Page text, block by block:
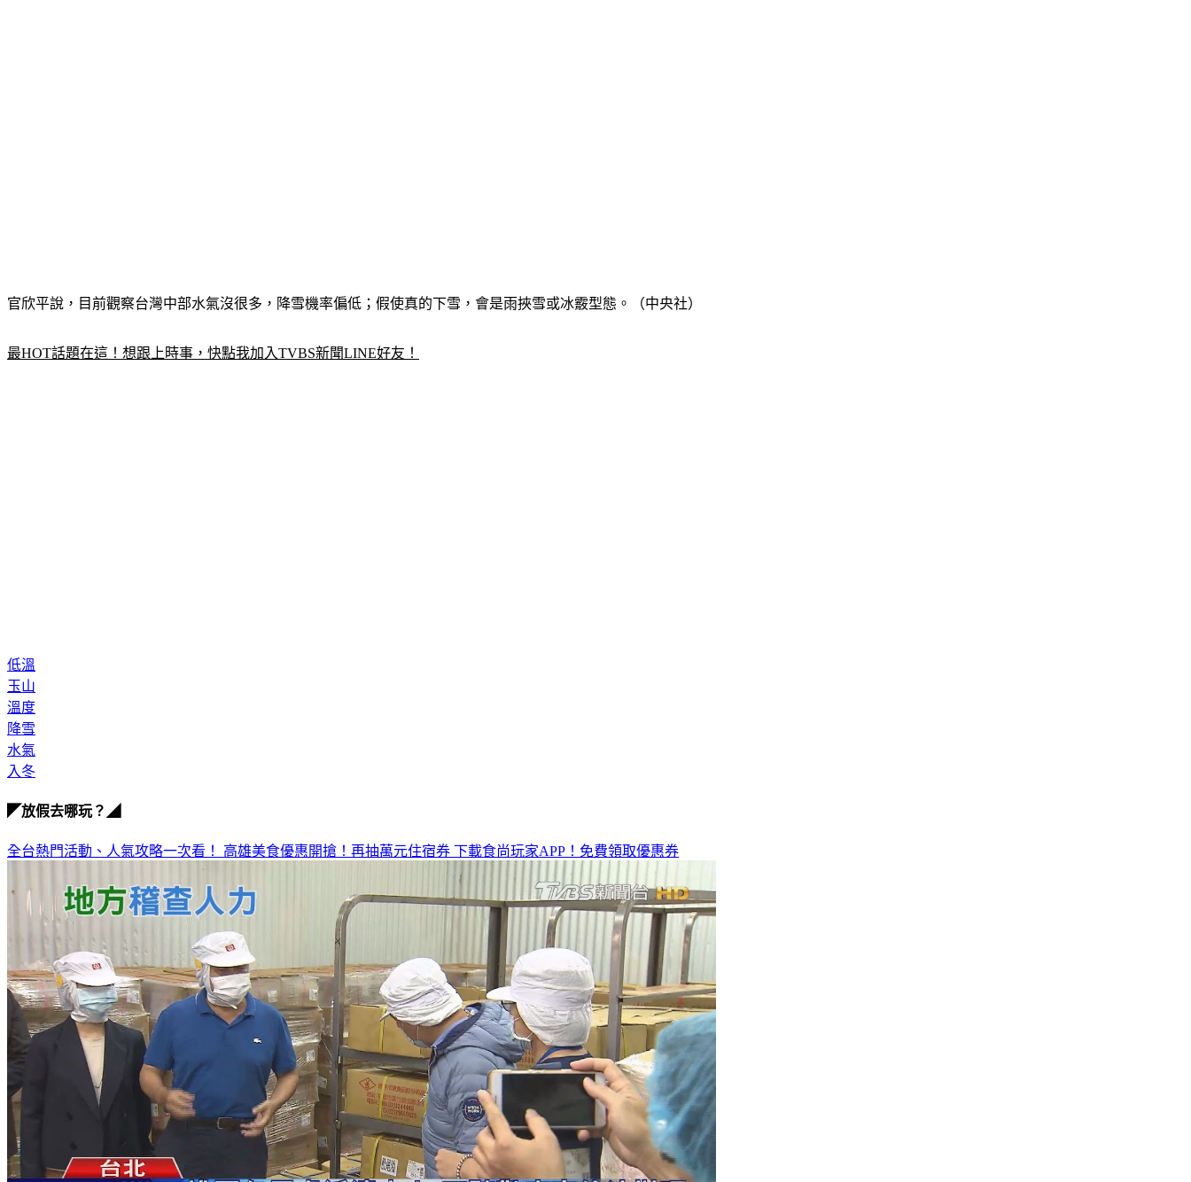
官欣平說，目前觀察台灣中部水氣沒很多，降雪機率偏低；假使真的下雪，會是雨挾雪或冰霰型態。（中央社）
最HOT話題在這！想跟上時事，快點我加入TVBS新聞LINE好友！
低溫
玉山
溫度
降雪
水氣
入冬
◤放假去哪玩？◢
全台熱門活動、人氣攻略一次看！ 高雄美食優惠開搶！再抽萬元住宿券 下載食尚玩家APP！免費領取優惠券